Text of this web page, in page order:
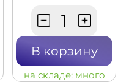
В корзину
на складе: много